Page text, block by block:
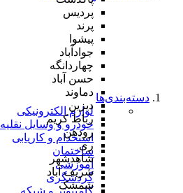
پردیس
پرند
پیشوا
جوادآباد
چهاردانگه
حسن آباد
دماوند
دیزین
رباط کریم
رودهن
ری
شاهدشهر
شریف آباد
شمشک
دسته‌بندی‌ها
لوازم الکترونیکی
خودرو و وسایل نقلیه
استخدام و کاریابی
ساختمان
آموزشی
گردشگری
کامپیوتر و شبکه